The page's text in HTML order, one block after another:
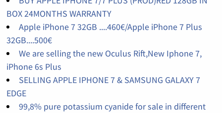
BOX 24MONTHS WARRANTY
Apple iPhone 7 32GB ....460€/Apple iPhone 7 Plus
32GB....500€
We are selling the new Oculus Rift,New Iphone 7,
iPhone 6s Plus
SELLING APPLE IPHONE 7 & SAMSUNG GALAXY 7
EDGE
99,8% pure potassium cyanide for sale in different